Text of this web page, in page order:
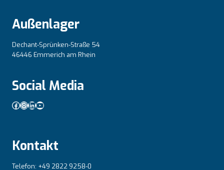
Außenlager
Dechant-Sprünken-Straße 54
46446 Emmerich am Rhein
Social Media
Facebook
Instagram
LinkedIn
YouTube
Kontakt
Telefon: +49 2822 9258-0